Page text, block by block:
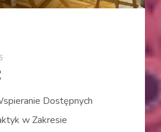
Dostępnych
w Zakresie